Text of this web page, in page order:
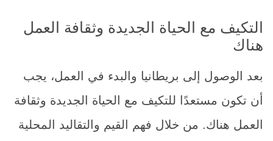
التكيف مع الحياة الجديدة وثقافة العمل
هناك
بعد الوصول إلى بريطانيا والبدء في العمل، يجب
أن تكون مستعدًا للتكيف مع الحياة الجديدة وثقافة
العمل هناك. من خلال فهم القيم والتقاليد المحلية